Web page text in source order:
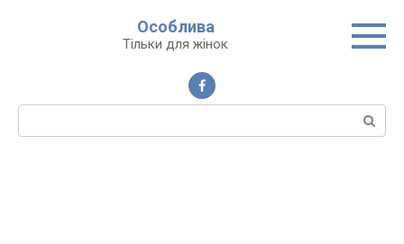
Особлива
Тільки для жінок
Пошук: